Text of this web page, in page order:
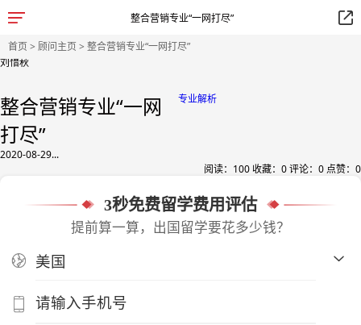
整合营销专业“一网打尽”
首页> 顾问主页> 整合营销专业“一网打尽”
刘惜秋
专业解析
整合营销专业“一网
打尽”
2020-08-29...
阅读： 100 收藏： 0评论： 0 点赞： 0
3秒免费留学费用评估
提前算一算，出国留学要花多少钱？